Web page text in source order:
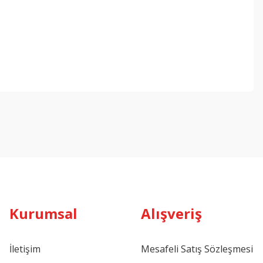
Kurumsal
İletişim
Alışveriş
Mesafeli Satış Sözleşmesi